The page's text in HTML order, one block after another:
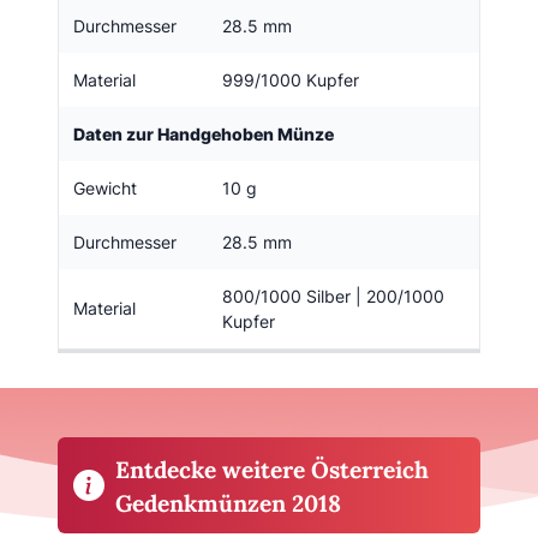
Durchmesser 28.5 mm
Material 999/1000 Kupfer
Daten zur Handgehoben Münze
Gewicht 10 g
Durchmesser 28.5 mm
Material
800/1000 Silber | 200/1000
Kupfer
Entdecke weitere Österreich
Gedenkmünzen 2018